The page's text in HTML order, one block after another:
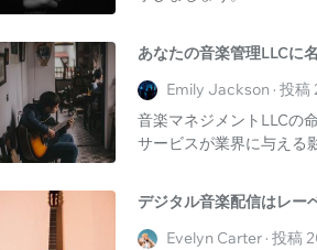
あなたの音楽管理LLCに
Emily Jackson · 投稿
音楽マネジメントLLCの
サービスが業界に与える
デジタル音楽配信はレー
Evelyn Carter · 投稿